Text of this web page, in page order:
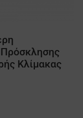
Πρόσκλησης
Κλίμακας